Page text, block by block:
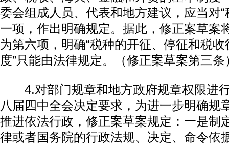
委会组成人员、代表和地方建议，应当对“
一项，作出明确规定。据此，修正案草案
为第六项，明确“税种的开征、停征和税
度”只能由法律规定。（修正案草案第三条
4.对部门规章和地方政府规章权限进
八届四中全会决定要求，为进一步明确规
推进依法行政，修正案草案规定：一是制
律或者国务院的行政法规、决定、命令依